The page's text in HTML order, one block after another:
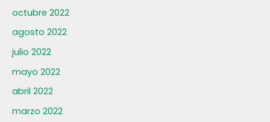
octubre 2022
agosto 2022
julio 2022
mayo 2022
abril 2022
marzo 2022